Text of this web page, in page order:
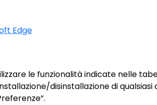
Edge
le funzionalità indicate nelle
disinstallazione di qualsiasi